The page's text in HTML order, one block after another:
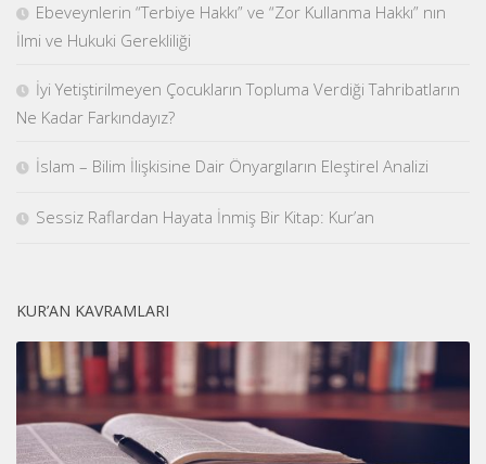
Ebeveynlerin “Terbiye Hakkı” ve “Zor Kullanma Hakkı” nın
İlmi ve Hukuki Gerekliliği
İyi Yetiştirilmeyen Çocukların Topluma Verdiği Tahribatların
Ne Kadar Farkındayız?
İslam – Bilim İlişkisine Dair Önyargıların Eleştirel Analizi
Sessiz Raflardan Hayata İnmiş Bir Kitap: Kur’an
KUR’AN KAVRAMLARI